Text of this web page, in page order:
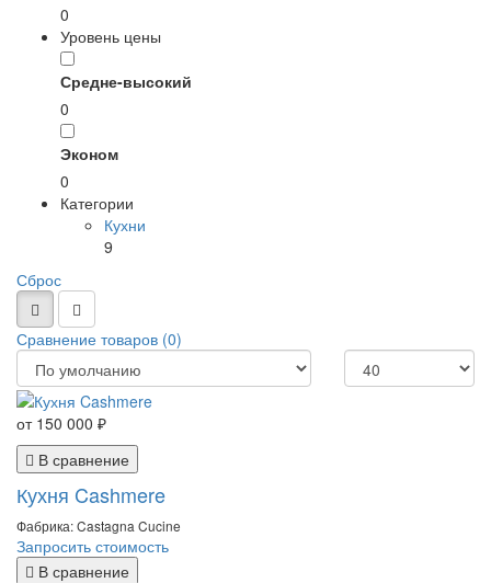
0
Уровень цены
Средне-высокий
0
Эконом
0
Категории
Кухни
9
Сброс
Сравнение товаров (0)
от 150 000 ₽
В сравнение
Кухня Cashmere
Фабрика: Castagna Cucine
Запросить стоимость
В сравнение